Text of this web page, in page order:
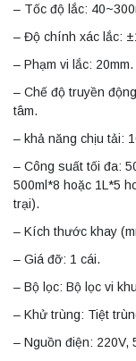
– Tốc độ lắc:
– Độ chính xác lắc:
– Phạm vi lắc: 20mm.
– Chế độ truyền
tâm.
– khả năng chịu tải:
– Công suất tối đa:
500ml*8 hoặc 1L*5
trại).
– Kích thước khay
– Giá đỡ: 1 cái.
– Bộ lọc: Bộ lọc vi
– Khử trùng: Tiệt
– Nguồn điện: 220V,